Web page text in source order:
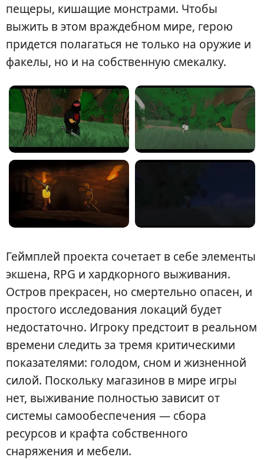
пещеры, кишащие монстрами. Чтобы
выжить в этом враждебном мире, герою
придется полагаться не только на оружие и
факелы, но и на собственную смекалку.
Геймплей проекта сочетает в себе элементы
экшена, RPG и хардкорного выживания.
Остров прекрасен, но смертельно опасен, и
простого исследования локаций будет
недостаточно. Игроку предстоит в реальном
времени следить за тремя критическими
показателями: голодом, сном и жизненной
силой. Поскольку магазинов в мире игры
нет, выживание полностью зависит от
системы самообеспечения — сбора
ресурсов и крафта собственного
снаряжения и мебели.